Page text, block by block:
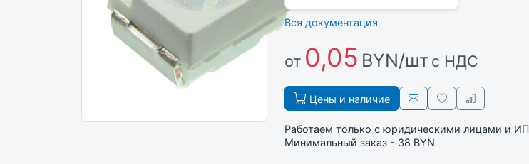
Вся документация
от 0,05 BYN/штс НДС
Цены и наличие
Работаем только с юридическими лицами и ИП
Минимальный заказ - 38 BYN